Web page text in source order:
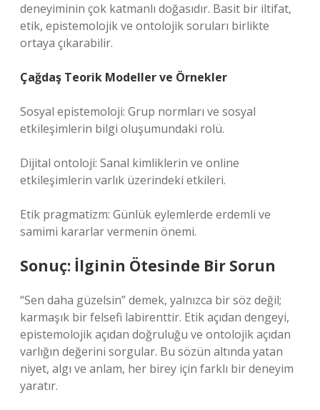
deneyiminin çok katmanlı doğasıdır. Basit bir iltifat,
etik, epistemolojik ve ontolojik soruları birlikte
ortaya çıkarabilir.
Çağdaş Teorik Modeller ve Örnekler
Sosyal epistemoloji: Grup normları ve sosyal
etkileşimlerin bilgi oluşumundaki rolü.
Dijital ontoloji: Sanal kimliklerin ve online
etkileşimlerin varlık üzerindeki etkileri.
Etik pragmatizm: Günlük eylemlerde erdemli ve
samimi kararlar vermenin önemi.
Sonuç: İlginin Ötesinde Bir Sorun
“Sen daha güzelsin” demek, yalnızca bir söz değil;
karmaşık bir felsefi labirenttir. Etik açıdan dengeyi,
epistemolojik açıdan doğruluğu ve ontolojik açıdan
varlığın değerini sorgular. Bu sözün altında yatan
niyet, algı ve anlam, her birey için farklı bir deneyim
yaratır.